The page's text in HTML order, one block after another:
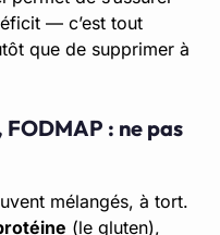
— c’est tout
que de supprimer à
: ne pas
mélangés, à tort.
(le gluten),